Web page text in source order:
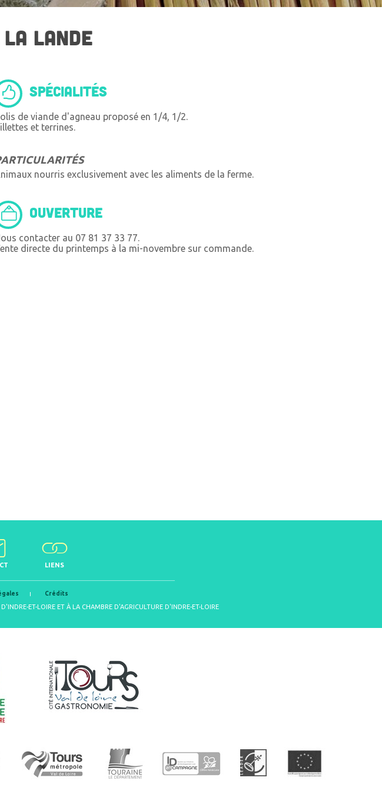
LA LANDE
SPÉCIALITÉS
de viande d'agneau proposé en 1/4, 1/2.
et terrines.
nourris exclusivement avec les aliments de la ferme.
OUVERTURE
contacter au 07 81 37 33 77.
directe du printemps à la mi-novembre sur commande.
LIENS
Crédits
ET-LOIRE ET À LA CHAMBRE D'AGRICULTURE D'INDRE-ET-LOIRE